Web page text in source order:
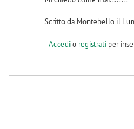
Scritto da Montebello il
Accedio registratiper